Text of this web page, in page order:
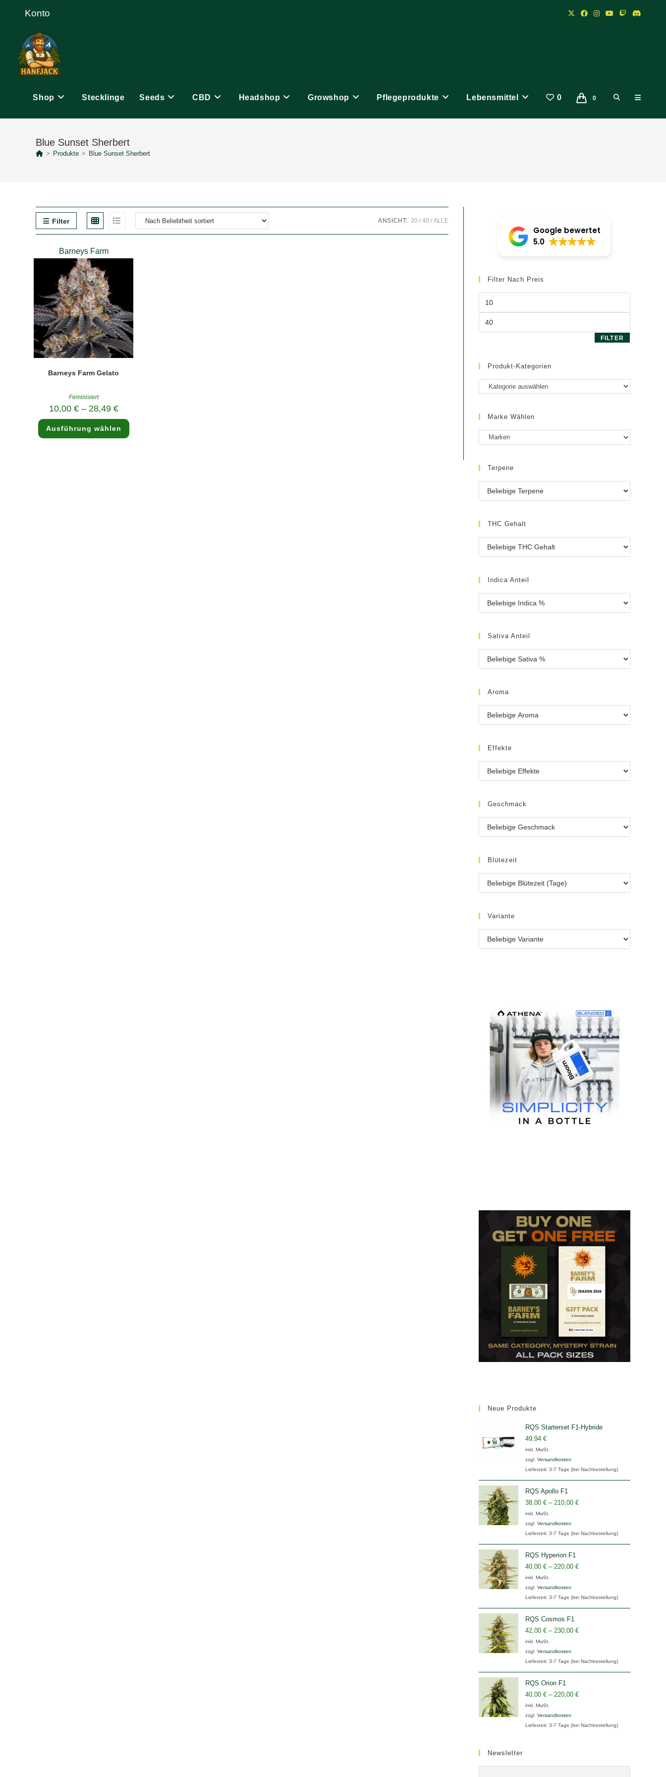
Konto
Shop Stecklinge Seeds CBD Headshop Growshop Pflegeprodukte Lebensmittel 0 0 Website-
Blue Sunset Sherbert
> Produkte > Blue Sunset Sherbert
Filter ANSICHT: 20 40 ALLE
Barneys Farm
Barneys Farm Gelato
Feminisiert
10,00 €– 28,49 €
Ausführung wählen
Dieses
weist
Google bewertet
5.0
Filter Nach Preis
FILTER
Produkt-Kategorien
Marke Wählen
Terpene
THC Gehalt
Indica Anteil
Sativa Anteil
Aroma
Effekte
Geschmack
Blütezeit
Variante
Neue Produkte
RQS Starterset F1-Hybride
49,94 €
inkl. MwSt.
zzgl. Versandkosten
Lieferzeit: 3-7 Tage (bei Nachbestellung)
RQS Apollo F1
38,00 € – 210,00 €
inkl. MwSt.
zzgl. Versandkosten
Lieferzeit: 3-7 Tage (bei Nachbestellung)
RQS Hyperion F1
40,00 € – 220,00 €
inkl. MwSt.
zzgl. Versandkosten
Lieferzeit: 3-7 Tage (bei Nachbestellung)
RQS Cosmos F1
42,00 € – 230,00 €
inkl. MwSt.
zzgl. Versandkosten
Lieferzeit: 3-7 Tage (bei Nachbestellung)
RQS Orion F1
40,00 € – 220,00 €
inkl. MwSt.
zzgl. Versandkosten
Lieferzeit: 3-7 Tage (bei Nachbestellung)
Newsletter